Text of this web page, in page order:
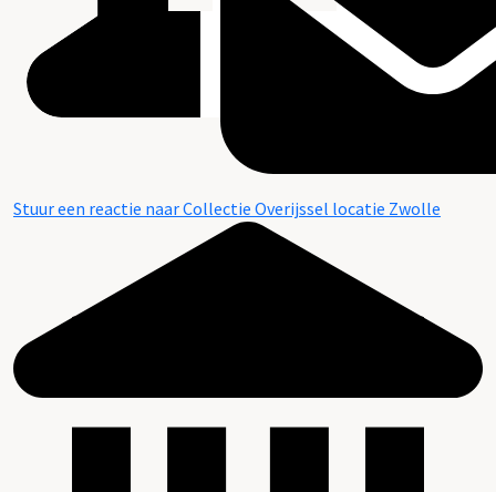
Stuur een reactie naar Collectie Overijssel locatie Zwolle